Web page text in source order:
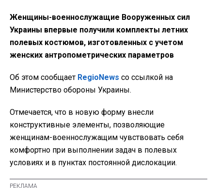
Женщины-военнослужащие Вооруженных сил
Украины впервые получили комплекты летних
полевых костюмов, изготовленных с учетом
женских антропометрических параметров
Об этом сообщает RegioNews со ссылкой на
Министерство обороны Украины.
Отмечается, что в новую форму внесли
конструктивные элементы, позволяющие
женщинам-военнослужащим чувствовать себя
комфортно при выполнении задач в полевых
условиях и в пунктах постоянной дислокации.